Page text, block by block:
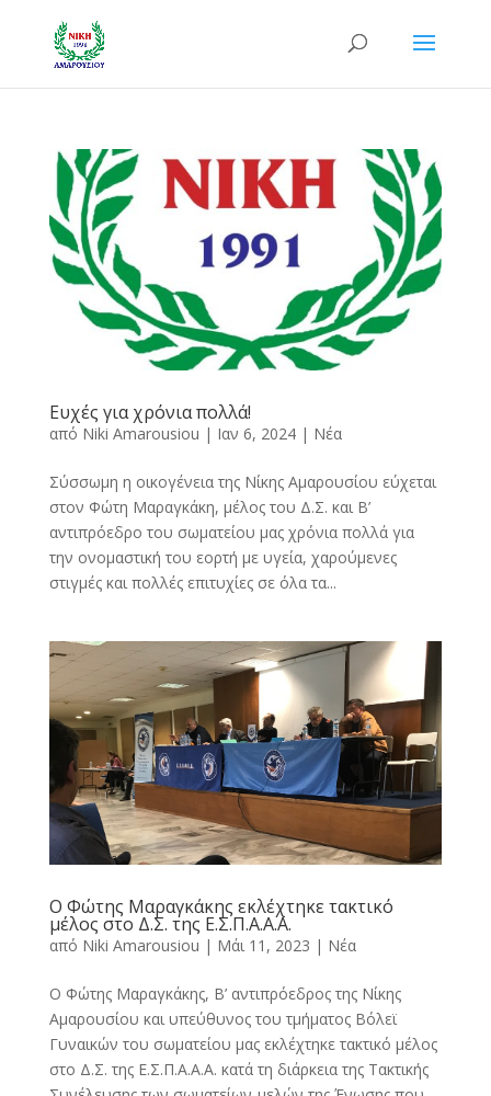
Ευχές για χρόνια πολλά!
από Niki Amarousiou | Ιαν 6, 2024| Νέα
Σύσσωμη η οικογένεια της Νίκης Αμαρουσίου εύχεται
στον Φώτη Μαραγκάκη, μέλος του Δ.Σ. και Β’
αντιπρόεδρο του σωματείου μας χρόνια πολλά για
την ονομαστική του εορτή με υγεία, χαρούμενες
στιγμές και πολλές επιτυχίες σε όλα τα...
Ο Φώτης Μαραγκάκης εκλέχτηκε τακτικό
μέλος στο Δ.Σ. της Ε.Σ.Π.Α.Α.Α.
από Niki Amarousiou | Μάι 11, 2023 | Νέα
Ο Φώτης Μαραγκάκης, Β’ αντιπρόεδρος της Νίκης
Αμαρουσίου και υπεύθυνος του τμήματος Βόλεϊ
Γυναικών του σωματείου μας εκλέχτηκε τακτικό μέλος
στο Δ.Σ. της Ε.Σ.Π.Α.Α.Α. κατά τη διάρκεια της Τακτικής